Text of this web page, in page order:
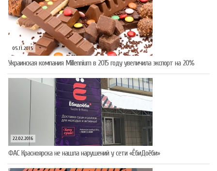
05.11.2015
Украинская компания Millennium в 2015 году увеличила экспорт на 20%
22.02.2016
ФАС Красноярска не нашла нарушений у сети «ЁбиДоёби»